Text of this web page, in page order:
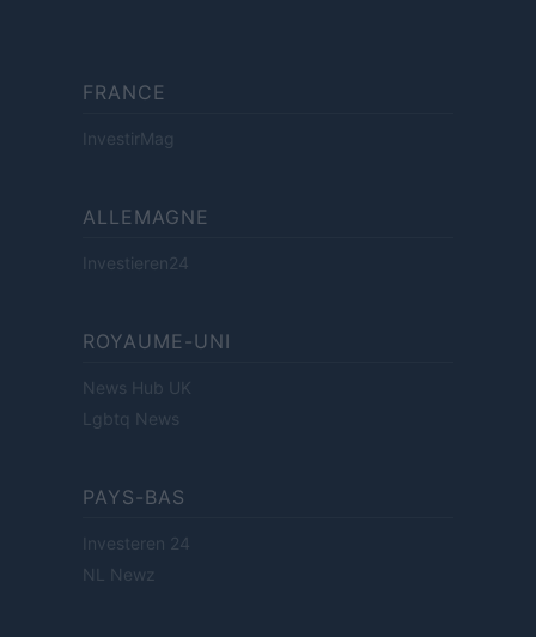
FRANCE
InvestirMag
ALLEMAGNE
Investieren24
ROYAUME-UNI
News Hub UK
Lgbtq News
PAYS-BAS
Investeren 24
NL Newz